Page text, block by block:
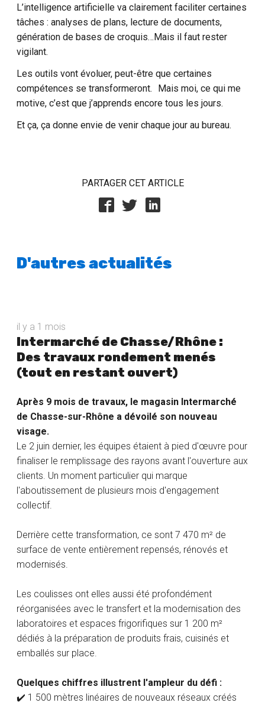
L’intelligence artificielle va clairement faciliter certaines
tâches : analyses de plans, lecture de documents,
génération de bases de croquis…Mais il faut rester
vigilant.
Les outils vont évoluer, peut-être que certaines
compétences se transformeront. Mais moi, ce qui me
motive, c’est que j’apprends encore tous les jours.
Et ça, ça donne envie de venir chaque jour au bureau.
PARTAGER CET ARTICLE
D'autres actualités
il y a 1 mois
Intermarché de Chasse/Rhône :
Des travaux rondement menés
(tout en restant ouvert)
Après 9 mois de travaux, le magasin Intermarché
de Chasse-sur-Rhône a dévoilé son nouveau
visage.
Le 2 juin dernier, les équipes étaient à pied d'œuvre pour
finaliser le remplissage des rayons avant l'ouverture aux
clients. Un moment particulier qui marque
l'aboutissement de plusieurs mois d'engagement
collectif.
Derrière cette transformation, ce sont 7 470 m² de
surface de vente entièrement repensés, rénovés et
modernisés.
Les coulisses ont elles aussi été profondément
réorganisées avec le transfert et la modernisation des
laboratoires et espaces frigorifiques sur 1 200 m²
dédiés à la préparation de produits frais, cuisinés et
emballés sur place.
Quelques chiffres illustrent l'ampleur du défi :
✔️ 1 500 mètres linéaires de nouveaux réseaux créés